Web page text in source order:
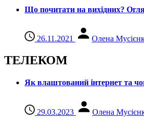
Що почитати на вихідних?
26.11.2021 Олена
ТЕЛЕКОМ
Як влаштований інтернет та
29.03.2023 Олена